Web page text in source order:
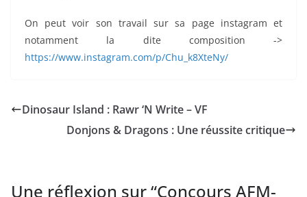
On peut voir son travail sur sa page instagram et
notamment la dite composition ->
https://www.instagram.com/p/Chu_k8XteNy/
Dinosaur Island : Rawr ‘N Write – VF
Donjons & Dragons : Une réussite critique
Une réflexion sur “Concours AFM-